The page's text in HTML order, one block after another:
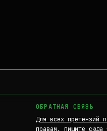
ОБРАТНАЯ СВЯЗЬ
Для всех претензий
правам, пишите